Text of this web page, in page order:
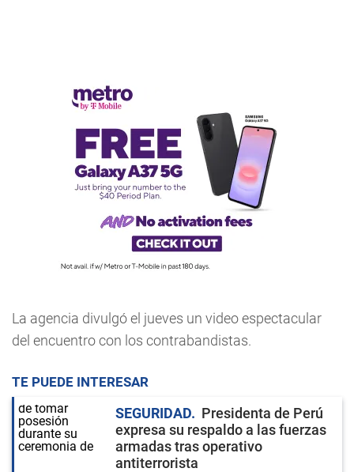
La agencia divulgó el jueves un video espectacular
del encuentro con los contrabandistas.
TE PUEDE INTERESAR
SEGURIDAD
Presidenta de Perú
expresa su respaldo a las fuerzas
armadas tras operativo
antiterrorista